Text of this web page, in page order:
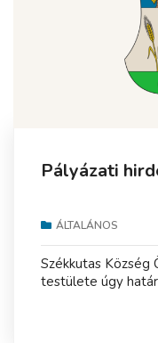
Pályázati
ÁLTALÁNOS
Székkutas Község
testülete úgy